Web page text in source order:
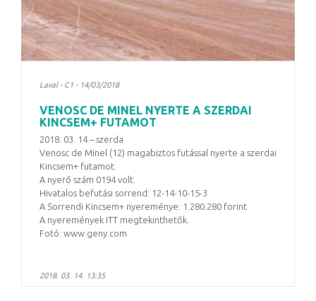
Laval - C1 - 14/03/2018
VENOSC DE MINEL NYERTE A SZERDAI
KINCSEM+ FUTAMOT
2018. 03. 14 – szerda
Venosc de Minel (12) magabiztos futással nyerte a szerdai
Kincsem+ futamot.
A nyerő szám 0194 volt.
Hivatalos befutási sorrend: 12-14-10-15-3
A Sorrendi Kincsem+ nyereménye: 1.280.280 forint
A nyeremények ITT megtekinthetők.
Fotó: www.geny.com
2018. 03. 14. 13:35